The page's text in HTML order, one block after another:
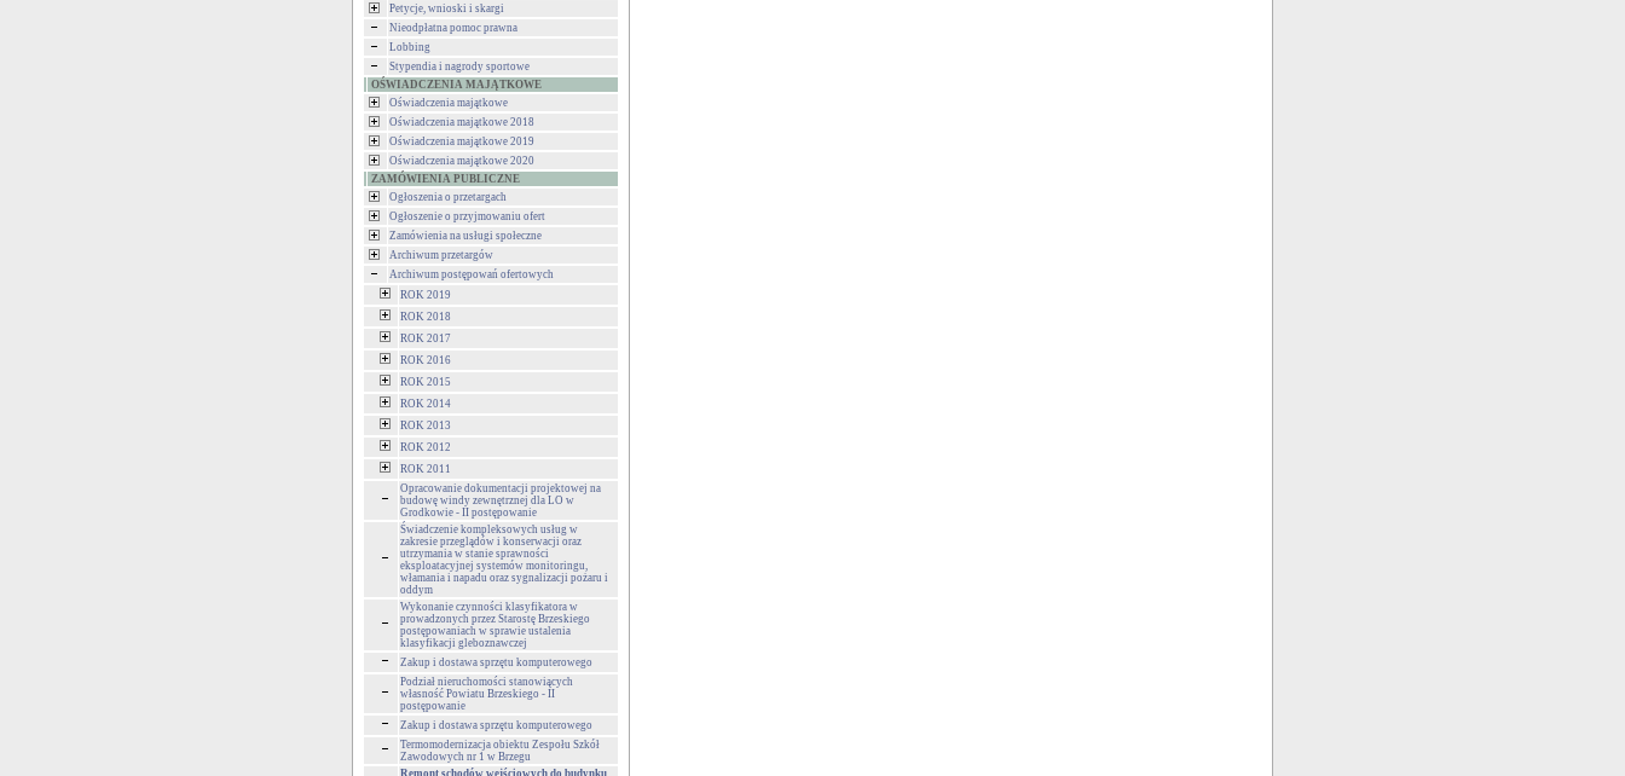
Petycje, wnioski i skargi
Nieodpłatna pomoc prawna
Lobbing
Stypendia i nagrody sportowe
OŚWIADCZENIA MAJĄTKOWE
Oświadczenia majątkowe
Oświadczenia majątkowe 2018
Oświadczenia majątkowe 2019
Oświadczenia majątkowe 2020
ZAMÓWIENIA PUBLICZNE
Ogłoszenia o przetargach
Ogłoszenie o przyjmowaniu ofert
Zamówienia na usługi społeczne
Archiwum przetargów
Archiwum postępowań ofertowych
ROK 2019
ROK 2018
ROK 2017
ROK 2016
ROK 2015
ROK 2014
ROK 2013
ROK 2012
ROK 2011
Opracowanie dokumentacji projektowej na
budowę windy zewnętrznej dla LO w
Grodkowie - II postępowanie
Świadczenie kompleksowych usług w
zakresie przeglądów i konserwacji oraz
utrzymania w stanie sprawności
eksploatacyjnej systemów monitoringu,
włamania i napadu oraz sygnalizacji pożaru i
oddym
Wykonanie czynności klasyfikatora w
prowadzonych przez Starostę Brzeskiego
postępowaniach w sprawie ustalenia
klasyfikacji gleboznawczej
Zakup i dostawa sprzętu komputerowego
Podział nieruchomości stanowiących
własność Powiatu Brzeskiego - II
postępowanie
Zakup i dostawa sprzętu komputerowego
Termomodernizacja obiektu Zespołu Szkół
Zawodowych nr 1 w Brzegu
Remont schodów wejściowych do budynku